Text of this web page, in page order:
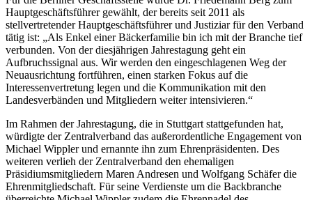
Hauptgeschäftsführer gewählt, der bereits seit 2011 als
stellvertretender Hauptgeschäftsführer und Justiziar für den Verband
tätig ist: „Als Enkel einer Bäckerfamilie bin ich mit der Branche tief
verbunden. Von der diesjährigen Jahrestagung geht ein
Aufbruchssignal aus. Wir werden den eingeschlagenen Weg der
Neuausrichtung fortführen, einen starken Fokus auf die
Interessenvertretung legen und die Kommunikation mit den
Landesverbänden und Mitgliedern weiter intensivieren.“
Im Rahmen der Jahrestagung, die in Stuttgart stattgefunden hat,
würdigte der Zentralverband das außerordentliche Engagement von
Michael Wippler und ernannte ihn zum Ehrenpräsidenten. Des
weiteren verlieh der Zentralverband den ehemaligen
Präsidiumsmitgliedern Maren Andresen und Wolfgang Schäfer die
Ehrenmitgliedschaft. Für seine Verdienste um die Backbranche